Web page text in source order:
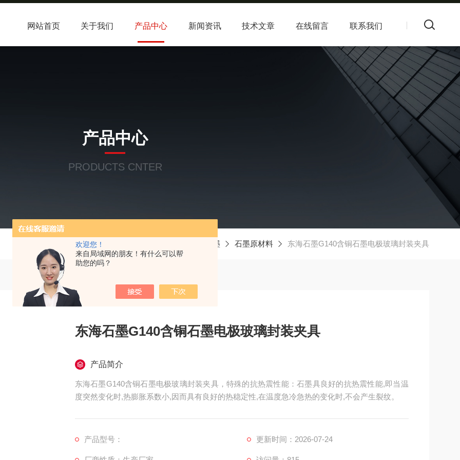
欢迎您！
来自局域网的朋友！有什么可以帮
助您的吗？
网站首页 关于我们 产品中心 新闻资讯 技术文章 在线留言 联系我们
产品中心
PRODUCTS CNTER
当前位置： 首页 日本东海石墨 石墨原材料 东海石墨G140含铜石墨电极玻璃封装夹具
东海石墨G140含铜石墨电极玻璃封装夹具
产品简介
东海石墨G140含铜石墨电极玻璃封装夹具，特殊的抗热震性能：石墨具良好的抗热震性能,即当温
度突然变化时,热膨胀系数小,因而具有良好的热稳定性,在温度急冷急热的变化时,不会产生裂纹。
产品型号： 更新时间：2026-07-24